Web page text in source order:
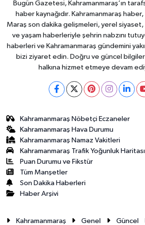
Bugün Gazetesi, Kahramanmaraş’ın
haber kaynağıdır. Kahramanmaraş
Maraş son dakika gelişmeleri, yerel
ve yaşam haberleriyle şehrin nabzını
haberleri ve Kahramanmaraş gündemini
bizi ziyaret edin. Doğru ve güncel
halkına hizmet etmeye devam
Kahramanmaraş Nöbetçi Eczaneler
Kahramanmaraş Hava Durumu
Kahramanmaraş Namaz Vakitleri
Kahramanmaraş Trafik Yoğunluk Haritası
Puan Durumu ve Fikstür
Tüm Manşetler
Son Dakika Haberleri
Haber Arşivi
Kahramanmaraş Genel Güncel